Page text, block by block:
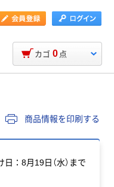
カゴ 0 点
商品情報を印刷する
日：8月19日（水）まで